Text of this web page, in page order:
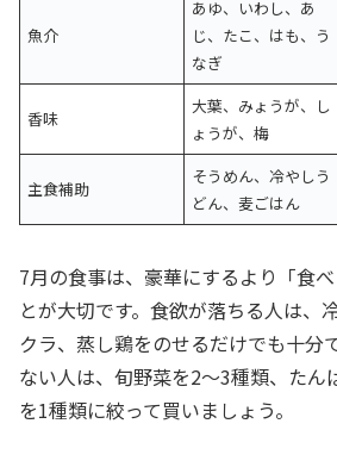
魚介
あゆ、いわし、あ
じ、たこ、はも、う
なぎ
香味
大葉、みょうが、し
ょうが、梅
主食補助
そうめん、冷やしう
どん、麦ごはん
7月の食事は、豪華にするより「食
とが大切です。食欲が落ちる人は、
クラ、蒸し鶏をのせるだけでも十分
ない人は、旬野菜を2〜3種類、たん
を1種類に絞って買いましょう。